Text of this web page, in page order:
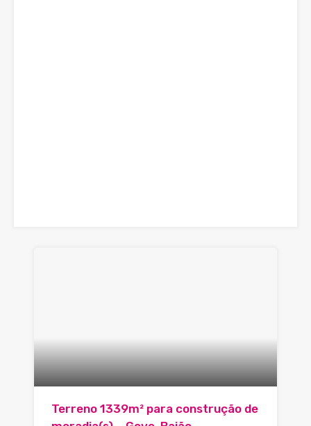
Terreno 1339m² para construção de